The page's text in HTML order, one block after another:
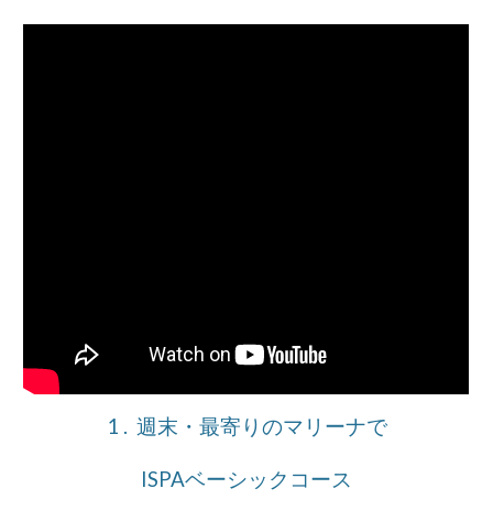
1 . 週末・最寄りのマリーナで
ISPAベーシックコース